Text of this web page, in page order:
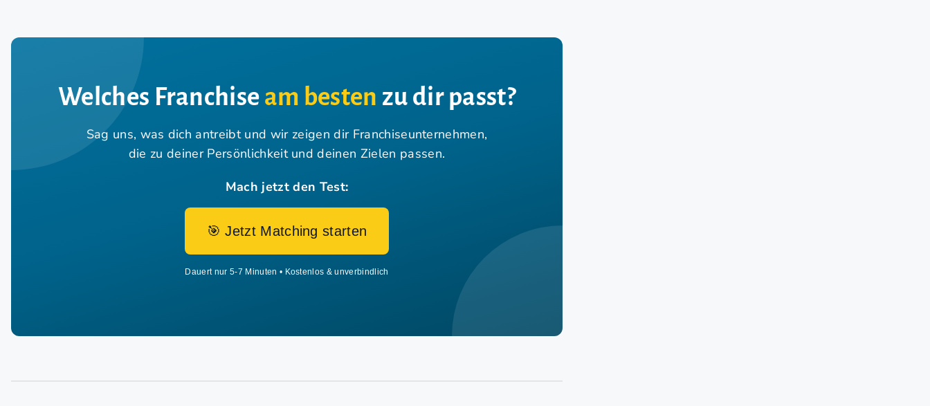
Welches Franchise am besten zu dir passt?
Sag uns, was dich antreibt und wir zeigen dir Franchiseunternehmen,
die zu deiner Persönlichkeit und deinen Zielen passen.
Mach jetzt den Test:
🎯 Jetzt Matching starten
Dauert nur 5-7 Minuten • Kostenlos & unverbindlich